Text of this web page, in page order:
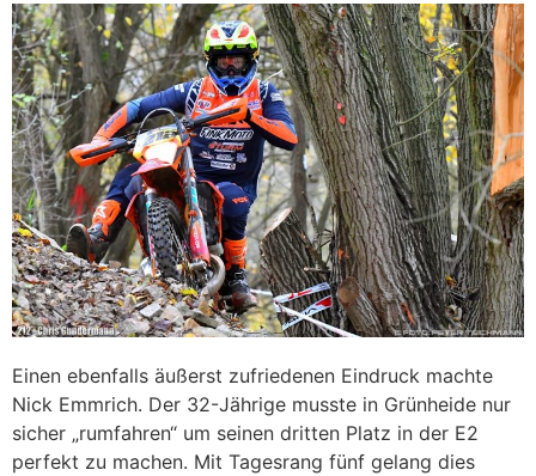
Einen ebenfalls äußerst zufriedenen Eindruck machte
Nick Emmrich. Der 32-Jährige musste in Grünheide nur
sicher „rumfahren“ um seinen dritten Platz in der E2
perfekt zu machen. Mit Tagesrang fünf gelang dies